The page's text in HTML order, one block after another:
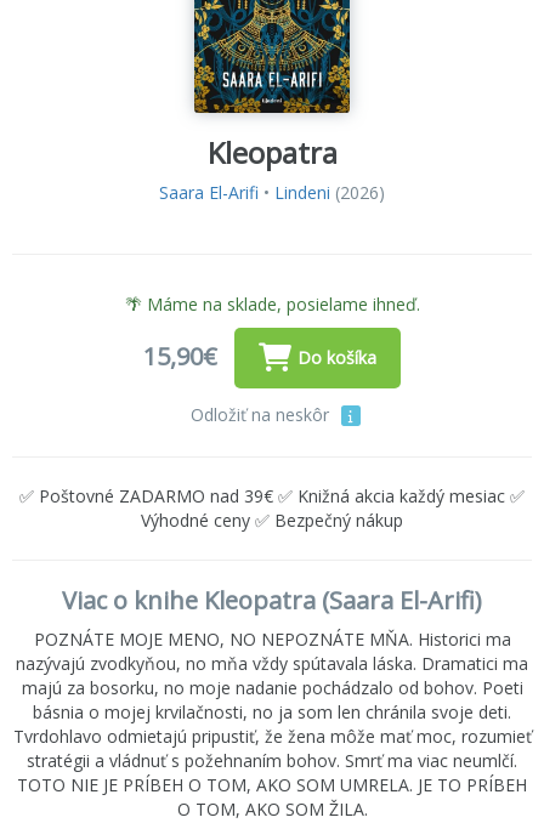
Kleopatra
Saara El-Arifi • Lindeni (2026)
🌴 Máme na sklade, posielame ihneď.
15,90€ Do košíka
Odložiť na neskôr
✅ Poštovné ZADARMO nad 39€ ✅ Knižná akcia každý mesiac ✅
Výhodné ceny ✅ Bezpečný nákup
Viac o knihe Kleopatra (Saara El-Arifi)
POZNÁTE MOJE MENO, NO NEPOZNÁTE MŇA. Historici ma
nazývajú zvodkyňou, no mňa vždy spútavala láska. Dramatici ma
majú za bosorku, no moje nadanie pochádzalo od bohov. Poeti
básnia o mojej krvilačnosti, no ja som len chránila svoje deti.
Tvrdohlavo odmietajú pripustiť, že žena môže mať moc, rozumieť
stratégii a vládnuť s požehnaním bohov. Smrť ma viac neumlčí.
TOTO NIE JE PRÍBEH O TOM, AKO SOM UMRELA. JE TO PRÍBEH
O TOM, AKO SOM ŽILA.